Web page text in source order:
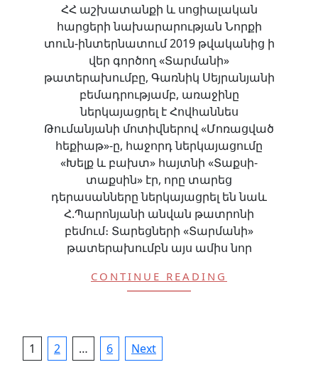
ՀՀ աշխատանքի և սոցիալական
հարցերի նախարարության Նորքի
տուն-ինտերնատում 2019 թվականից ի
վեր գործող «Տարմանի»
թատերախումբը, Գառնիկ Սեյրանյանի
բեմադրությամբ, առաջինը
ներկայացրել է Հովհաննես
Թումանյանի մոտիվներով «Մոռացված
հեքիաթ»-ը, հաջորդ ներկայացումը
«Խելք և բախտ» հայտնի «Տաքսի-
տաքսին» էր, որը տարեց
դերասանները ներկայացրել են նաև
Հ.Պարոնյանի անվան թատրոնի
բեմում։ Տարեցների «Տարմանի»
թատերախումբն այս ամիս նոր
CONTINUE READING
1 2 … 6 Next